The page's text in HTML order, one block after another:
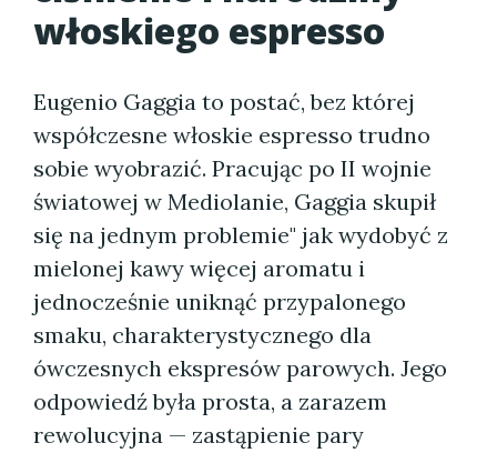
włoskiego espresso
Eugenio Gaggia to postać, bez której
współczesne włoskie espresso trudno
sobie wyobrazić. Pracując po II wojnie
światowej w Mediolanie, Gaggia skupił
się na jednym problemie" jak wydobyć z
mielonej kawy więcej aromatu i
jednocześnie uniknąć przypalonego
smaku, charakterystycznego dla
ówczesnych ekspresów parowych. Jego
odpowiedź była prosta, a zarazem
rewolucyjna — zastąpienie pary